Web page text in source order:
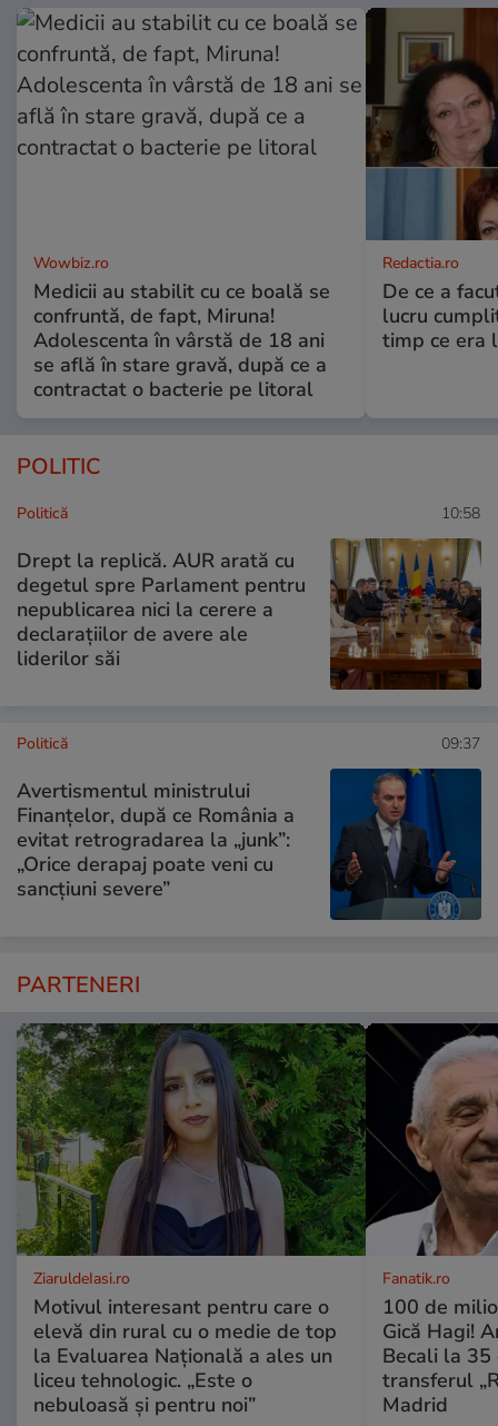
Wowbiz.ro
Medicii au stabilit cu ce boală se
confruntă, de fapt, Miruna!
Adolescenta în vârstă de 18 ani
se află în stare gravă, după ce a
contractat o bacterie pe litoral
Redactia.ro
De ce a
lucru
timp ce era
POLITIC
Politică 10:58
Drept la replică. AUR arată cu
degetul spre Parlament pentru
nepublicarea nici la cerere a
declarațiilor de avere ale
liderilor săi
Politică 09:37
Avertismentul ministrului
Finanțelor, după ce România a
evitat retrogradarea la „junk”:
„Orice derapaj poate veni cu
sancțiuni severe”
PARTENERI
ZiaruldeIasi.ro
Motivul interesant pentru care o
elevă din rural cu o medie de top
la Evaluarea Națională a ales un
liceu tehnologic. „Este o
nebuloasă și pentru noi”
Fanatik.ro
100 de
Gică Hagi!
Becali la 35
transferul
Madrid